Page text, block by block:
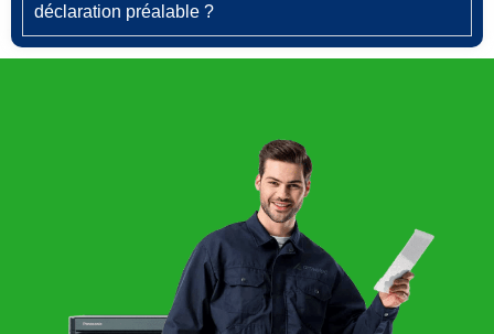
déclaration préalable ?